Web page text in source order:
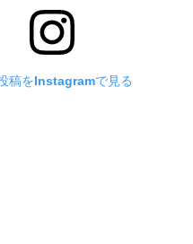
稿をInstagramで見る